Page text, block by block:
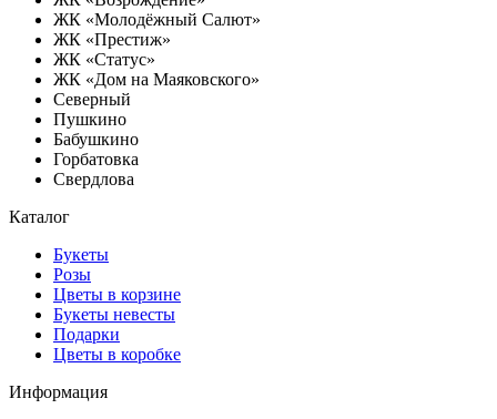
ЖК «Молодёжный Салют»
ЖК «Престиж»
ЖК «Статус»
ЖК «Дом на Маяковского»
Северный
Пушкино
Бабушкино
Горбатовка
Свердлова
Каталог
Букеты
Розы
Цветы в корзине
Букеты невесты
Подарки
Цветы в коробке
Информация